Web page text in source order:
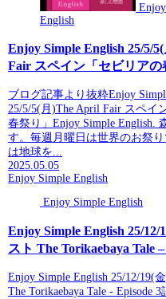
English
Enjoy Simple English 25/5/
Fair スペイン「セビリアの
ブログ記事より抜粋Enjoy
25/5/5(月)The April Fair スペイ
春祭り」Enjoy Simple English.
す。毎週月曜日は世界のお祭
は地球を...
2025.05.05
Enjoy Simple English
Enjoy Simple English
Enjoy Simple English 25/12/
スト The Torikaebaya Tale
Enjoy Simple English 25/12/19(
The Torikaebaya Tale - Episode